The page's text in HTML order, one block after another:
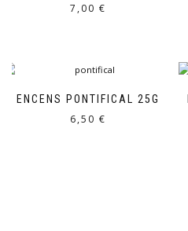
7,00 €
ENCENS PONTIFICAL 25G
6,50 €